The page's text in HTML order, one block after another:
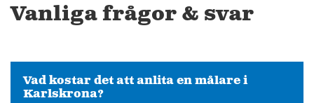
Vanliga frågor & svar
Vad kostar det att anlita en målare i
Karlskrona?